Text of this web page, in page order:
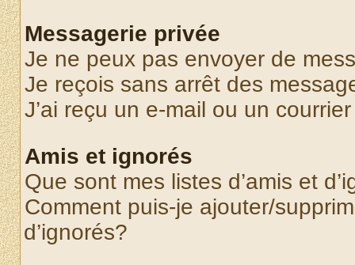
Messagerie privée
Je ne peux pas envoyer de
Je reçois sans arrêt des
J’ai reçu un e-mail ou un
Amis et ignorés
Que sont mes listes d’amis et
Comment puis-je ajouter/
d’ignorés?